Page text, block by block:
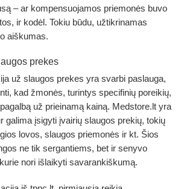
– ar kompensuojamos priemonės buvo
ir kodėl. Tokiu būdu, užtikrinamas
aiškumas.
prekes
už slaugos prekes yra svarbi paslauga,
kad žmonės, turintys specifinių poreikių,
už prieinamą kainą. Medstore.lt yra
galima įsigyti įvairių slaugos prekių, tokių
lovos, slaugos priemonės ir kt. Šios
ne tik sergantiems, bet ir senyvo
nori išlaikyti savarankiškumą.